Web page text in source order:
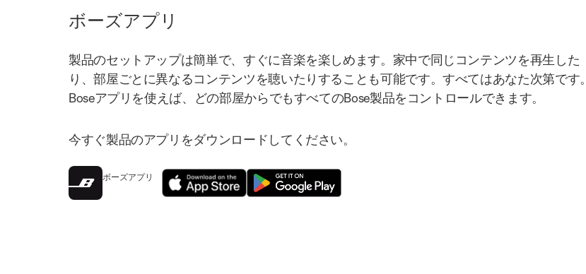
ボーズアプリ
製品のセットアップは簡単で、すぐに音楽を楽しめます。家中で同じコンテンツを再生した
り、部屋ごとに異なるコンテンツを聴いたりすることも可能です。すべてはあなた次第です。
Boseアプリを使えば、どの部屋からでもすべてのBose製品をコントロールできます。
今すぐ製品のアプリをダウンロードしてください。
ボーズアプリ